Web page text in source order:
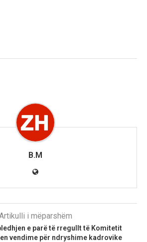
B.M
i mëparshëm
e parë të rregullt të Komitetit
vendime për ndryshime kadrovike